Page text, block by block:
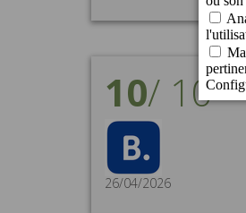
10/ 10
26/04/2026